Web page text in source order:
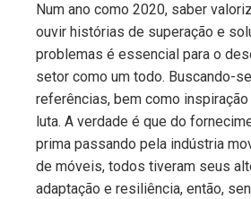
Num ano como 2020, saber
ouvir histórias de superação e
problemas é essencial para o
setor como um todo. Buscando-
referências, bem como inspiração
luta. A verdade é que do
prima passando pela indústria
de móveis, todos tiveram seus
adaptação e resiliência, então,